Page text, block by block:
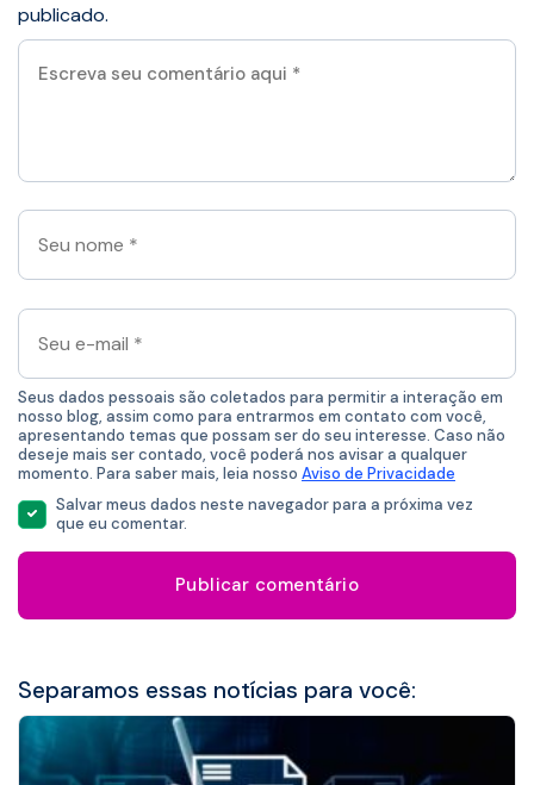
publicado.
Escreva
seu
Seu
nome
*
Seu
e-
mail
*
Seus dados pessoais são coletados para permitir a interação em
nosso blog, assim como para entrarmos em contato com você,
apresentando temas que possam ser do seu interesse. Caso não
deseje mais ser contado, você poderá nos avisar a qualquer
momento. Para saber mais, leia nosso Aviso de Privacidade
Salvar meus dados neste navegador para a próxima vez
que eu comentar.
Separamos essas notícias para você: